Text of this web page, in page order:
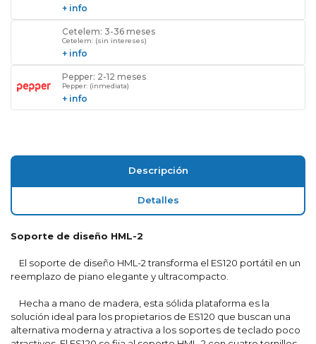
+ info
Cetelem: 3-36 meses
Cetelem: (sin intereses)
+ info
Pepper: 2-12 meses
Pepper: (inmediata)
+ info
Descripción
Detalles
Soporte de diseño HML-2
El soporte de diseño HML-2 transforma el ES120 portátil en un
reemplazo de piano elegante y ultracompacto.
Hecha a mano de madera, esta sólida plataforma es la
solución ideal para los propietarios de ES120 que buscan una
alternativa moderna y atractiva a los soportes de teclado poco